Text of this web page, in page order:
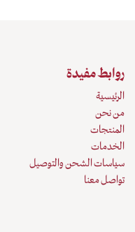
روابط مفيدة
الرئيسية
من نحن
المنتجات
الخدمات
سياسات الشحن والتوصيل
تواصل معنا